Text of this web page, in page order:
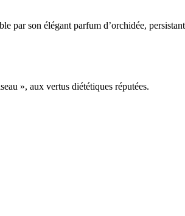
par son élégant parfum d’orchidée,
», aux vertus diététiques réputées.